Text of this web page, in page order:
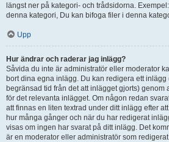
längst ner på kategori- och trådsidorna.
denna kategori, Du kan bifoga filer i denna
Upp
Hur ändrar och raderar jag inlägg?
Såvida du inte är administratör eller moderator
bort dina egna inlägg. Du kan redigera ett
begränsad tid från det att inlägget gjorts) genom
för det relevanta inlägget. Om någon redan
att finnas en liten textrad under ditt inlägg efter
hur många gånger och när du har redigerat
visas om ingen har svarat på ditt inlägg. Det
är en moderator eller administratör som